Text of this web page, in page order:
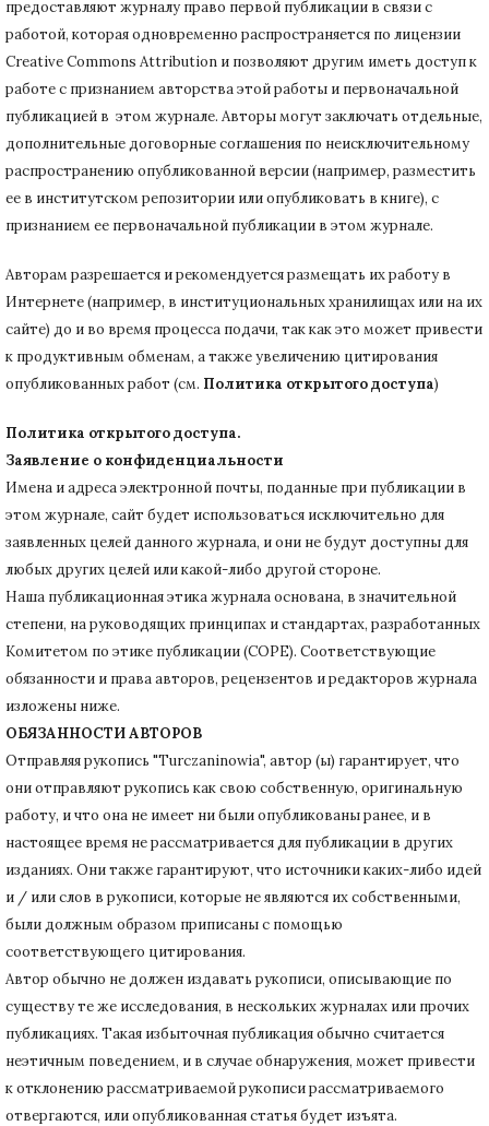
предоставляют журналу право первой публикации в связи с
работой, которая одновременно распространяется по лицензии
Creative Commons Attribution и позволяют другим иметь доступ к
работе с признанием авторства этой работы и первоначальной
публикацией в этом журнале. Авторы могут заключать отдельные,
дополнительные договорные соглашения по неисключительному
распространению опубликованной версии (например, разместить
ее в институтском репозитории или опубликовать в книге), с
признанием ее первоначальной публикации в этом журнале.
Авторам разрешается и рекомендуется размещать их работу в
Интернете (например, в институциональных хранилищах или на их
сайте) до и во время процесса подачи, так как это может привести
к продуктивным обменам, а также увеличению цитирования
опубликованных работ (см. Политика открытого доступа)
Политика открытого доступа.
Заявление о конфиденциальности
Имена и адреса электронной почты, поданные при публикации в
этом журнале, сайт будет использоваться исключительно для
заявленных целей данного журнала, и они не будут доступны для
любых других целей или какой-либо другой стороне.
Наша публикационная этика журнала основана, в значительной
степени, на руководящих принципах и стандартах, разработанных
Комитетом по этике публикации (COPE). Соответствующие
обязанности и права авторов, рецензентов и редакторов журнала
изложены ниже.
ОБЯЗАННОСТИ АВТОРОВ
Отправляя рукопись "Turczaninowia", автор (ы) гарантирует, что
они отправляют рукопись как свою собственную, оригинальную
работу, и что она не имеет ни были опубликованы ранее, и в
настоящее время не рассматривается для публикации в других
изданиях. Они также гарантируют, что источники каких-либо идей
и / или слов в рукописи, которые не являются их собственными,
были должным образом приписаны с помощью
соответствующего цитирования.
Автор обычно не должен издавать рукописи, описывающие по
существу те же исследования, в нескольких журналах или прочих
публикациях. Такая избыточная публикация обычно считается
неэтичным поведением, и в случае обнаружения, может привести
к отклонению рассматриваемой рукописи рассматриваемого
отвергаются, или опубликованная статья будет изъята.